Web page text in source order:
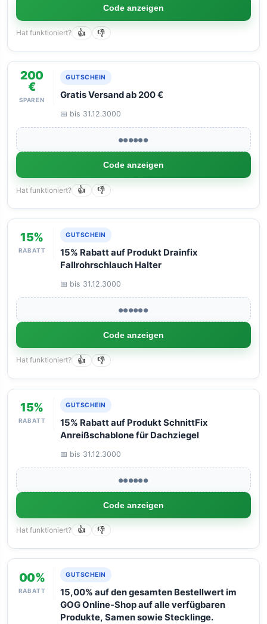
Code anzeigen
Hat funktioniert? 👍 👎
200
€
SPAREN
GUTSCHEIN
Gratis Versand ab 200 €
📅 bis 31.12.3000
●●●●●●
Code anzeigen
Hat funktioniert? 👍 👎
15%
RABATT
GUTSCHEIN
15% Rabatt auf Produkt Drainfix
Fallrohrschlauch Halter
📅 bis 31.12.3000
●●●●●●
Code anzeigen
Hat funktioniert? 👍 👎
15%
RABATT
GUTSCHEIN
15% Rabatt auf Produkt SchnittFix
Anreißschablone für Dachziegel
📅 bis 31.12.3000
●●●●●●
Code anzeigen
Hat funktioniert? 👍 👎
00%
RABATT
GUTSCHEIN
15,00% auf den gesamten Bestellwert im
GOG Online-Shop auf alle verfügbaren
Produkte, Samen sowie Stecklinge.